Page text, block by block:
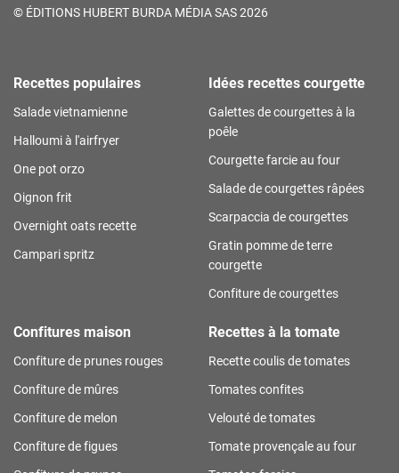
© ÉDITIONS HUBERT BURDA MÉDIA SAS 2026
Recettes populaires
Salade vietnamienne
Halloumi à l'airfryer
One pot orzo
Oignon frit
Overnight oats recette
Campari spritz
Idées recettes courgette
Galettes de courgettes à la
poêle
Courgette farcie au four
Salade de courgettes râpées
Scarpaccia de courgettes
Gratin pomme de terre
courgette
Confiture de courgettes
Confitures maison
Confiture de prunes rouges
Confiture de mûres
Confiture de melon
Confiture de figues
Recettes à la tomate
Recette coulis de tomates
Tomates confites
Velouté de tomates
Tomate provençale au four